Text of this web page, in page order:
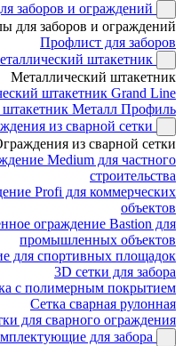
заборов и ограждений
для заборов и ограждений
Профлист для заборов
штакетник
Металлический штакетник
штакетник Grand Line
Металл Профиль
из сварной сетки
из сварной сетки
Medium для частного
строительства
Profi для коммерческих
объектов
ограждение Bastion для
промышленных объектов
для спортивных площадок
3D сетки для забора
с полимерным покрытием
Сетка сварная рулонная
для сварного ограждения
для забора